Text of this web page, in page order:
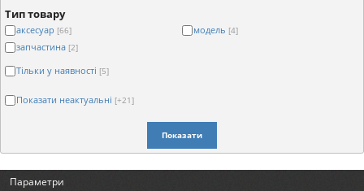
Тип товару
аксесуар [66] модель [4]
запчастина [2]
Тільки у наявності [5]
Показати неактуальні [+21]
Показати
Параметри